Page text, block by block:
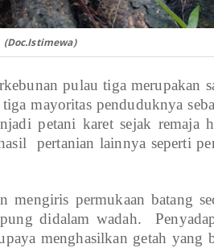
(Doc.Istimewa)
pulau tiga merupakan
mayoritas penduduknya
petani karet sejak remaja
pertanian lainnya seperti
mengiris permukaan batang
didalam wadah.
menghasilkan getah